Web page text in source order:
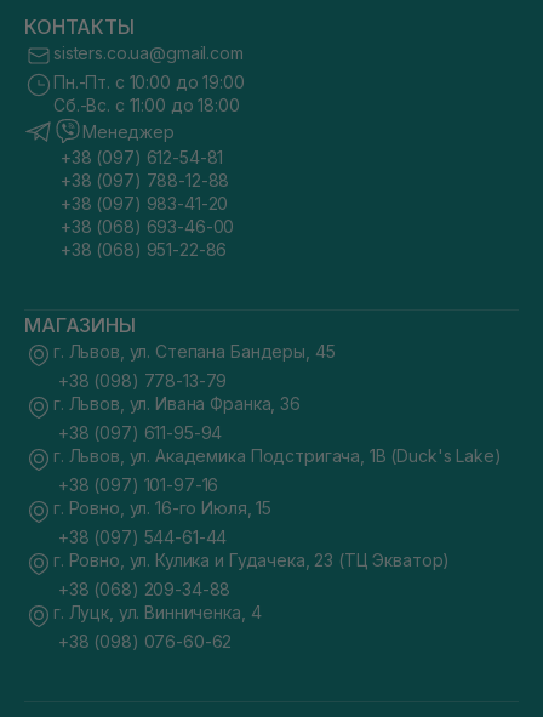
КОНТАКТЫ
sisters.co.ua@gmail.com
Пн.-Пт. с 10:00 до 19:00
Сб.-Вс. с 11:00 до 18:00
Менеджер
+38 (097) 612-54-81
+38 (097) 788-12-88
+38 (097) 983-41-20
+38 (068) 693-46-00
+38 (068) 951-22-86
МАГАЗИНЫ
г. Львов, ул. Степана Бандеры, 45
+38 (098) 778-13-79
г. Львов, ул. Ивана Франка, 36
+38 (097) 611-95-94
г. Львов, ул. Академика Подстригача, 1В (Duck's Lake)
+38 (097) 101-97-16
г. Ровно, ул. 16-го Июля, 15
+38 (097) 544-61-44
г. Ровно, ул. Кулика и Гудачека, 23 (ТЦ Экватор)
+38 (068) 209-34-88
г. Луцк, ул. Винниченка, 4
+38 (098) 076-60-62